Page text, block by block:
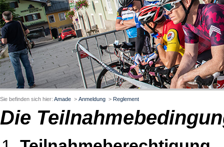
Sie befinden sich hier: Amade > Anmeldung > Reglement
Die